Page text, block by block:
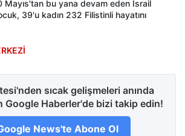
Mayıs'tan bu yana devam eden İsrail
39'u kadın 232 Filistinli hayatını
sıcak gelişmeleri anında
Google Haberler'de bizi takip edin!
News'te Abone Ol